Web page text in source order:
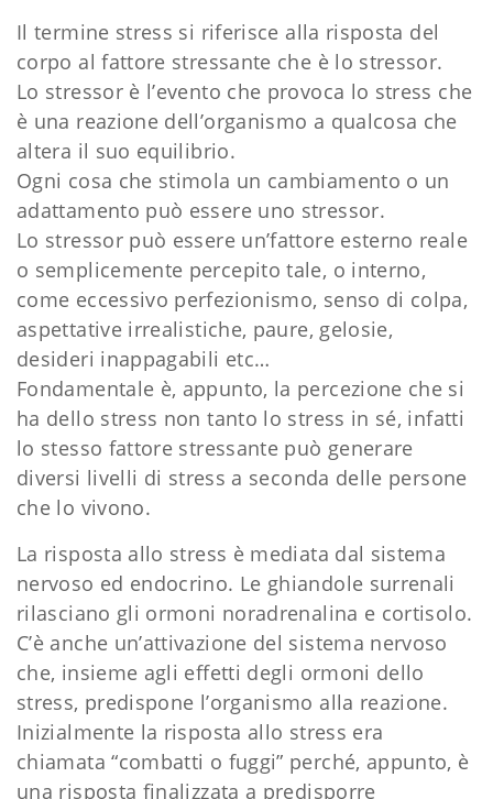
Il termine stress si riferisce alla risposta del
corpo al fattore stressante che è lo stressor.
Lo stressor è l’evento che provoca lo stress che
è una reazione dell’organismo a qualcosa che
altera il suo equilibrio.
Ogni cosa che stimola un cambiamento o un
adattamento può essere uno stressor.
Lo stressor può essere un’fattore esterno reale
o semplicemente percepito tale, o interno,
come eccessivo perfezionismo, senso di colpa,
aspettative irrealistiche, paure, gelosie,
desideri inappagabili etc…
Fondamentale è, appunto, la percezione che si
ha dello stress non tanto lo stress in sé, infatti
lo stesso fattore stressante può generare
diversi livelli di stress a seconda delle persone
che lo vivono.
La risposta allo stress è mediata dal sistema
nervoso ed endocrino. Le ghiandole surrenali
rilasciano gli ormoni noradrenalina e cortisolo.
C’è anche un’attivazione del sistema nervoso
che, insieme agli effetti degli ormoni dello
stress, predispone l’organismo alla reazione.
Inizialmente la risposta allo stress era
chiamata “combatti o fuggi” perché, appunto, è
una risposta finalizzata a predisporre